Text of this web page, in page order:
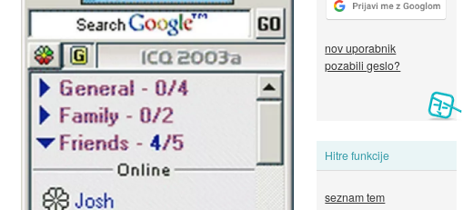
nov uporabnik
pozabili geslo?
Hitre funkcije
seznam tem